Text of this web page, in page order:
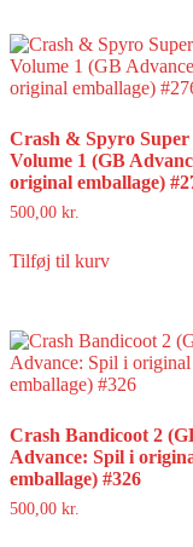
Crash & Spyro Super
Volume 1 (GB
original emballage)
500,00 kr.
Tilføj til kurv
Crash Bandicoot 2
Advance: Spil i
emballage) #326
500,00 kr.